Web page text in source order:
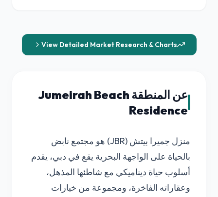
View Detailed Market Research & Charts
عن المنطقة Jumeirah Beach
Residence
منزل جميرا بيتش (JBR) هو مجتمع نابض
بالحياة على الواجهة البحرية يقع في دبي، يقدم
أسلوب حياة ديناميكي مع شاطئها المذهل،
وعقاراته الفاخرة، ومجموعة من خيارات